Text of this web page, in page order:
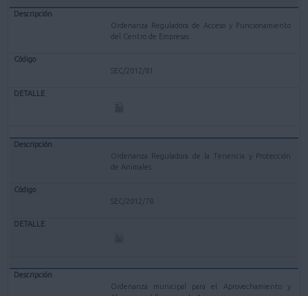
Ordenanza Reguladora de Acceso y Funcionamiento
del Centro de Empresas
SEC/2012/81
Ordenanza Reguladora de la Tenencia y Protección
de Animales
SEC/2012/78
Ordenanza municipal para el Aprovechamiento y